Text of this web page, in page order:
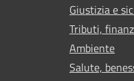
Giustizia e
Tributi,
Ambiente
Salute,